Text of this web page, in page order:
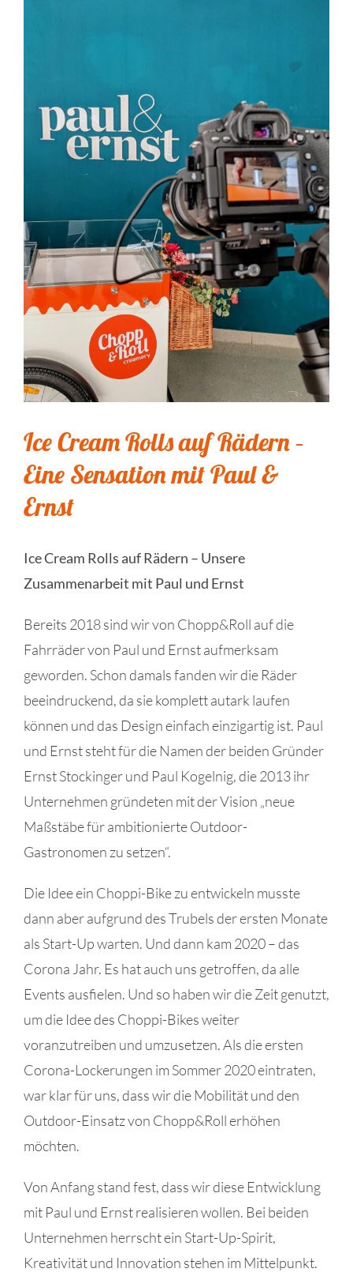
Ice Cream Rolls auf Rädern –
Eine Sensation mit Paul &
Ernst
Ice Cream Rolls auf Rädern – Unsere
Zusammenarbeit mit Paul und Ernst
Bereits 2018 sind wir von Chopp&Roll auf die
Fahrräder von Paul und Ernst aufmerksam
geworden. Schon damals fanden wir die Räder
beeindruckend, da sie komplett autark laufen
können und das Design einfach einzigartig ist. Paul
und Ernst steht für die Namen der beiden Gründer
Ernst Stockinger und Paul Kogelnig, die 2013 ihr
Unternehmen gründeten mit der Vision „neue
Maßstäbe für ambitionierte Outdoor-
Gastronomen zu setzen“.
Die Idee ein Choppi-Bike zu entwickeln musste
dann aber aufgrund des Trubels der ersten Monate
als Start-Up warten. Und dann kam 2020 – das
Corona Jahr. Es hat auch uns getroffen, da alle
Events ausfielen. Und so haben wir die Zeit genutzt,
um die Idee des Choppi-Bikes weiter
voranzutreiben und umzusetzen. Als die ersten
Corona-Lockerungen im Sommer 2020 eintraten,
war klar für uns, dass wir die Mobilität und den
Outdoor-Einsatz von Chopp&Roll erhöhen
möchten.
Von Anfang stand fest, dass wir diese Entwicklung
mit Paul und Ernst realisieren wollen. Bei beiden
Unternehmen herrscht ein Start-Up-Spirit,
Kreativität und Innovation stehen im Mittelpunkt.